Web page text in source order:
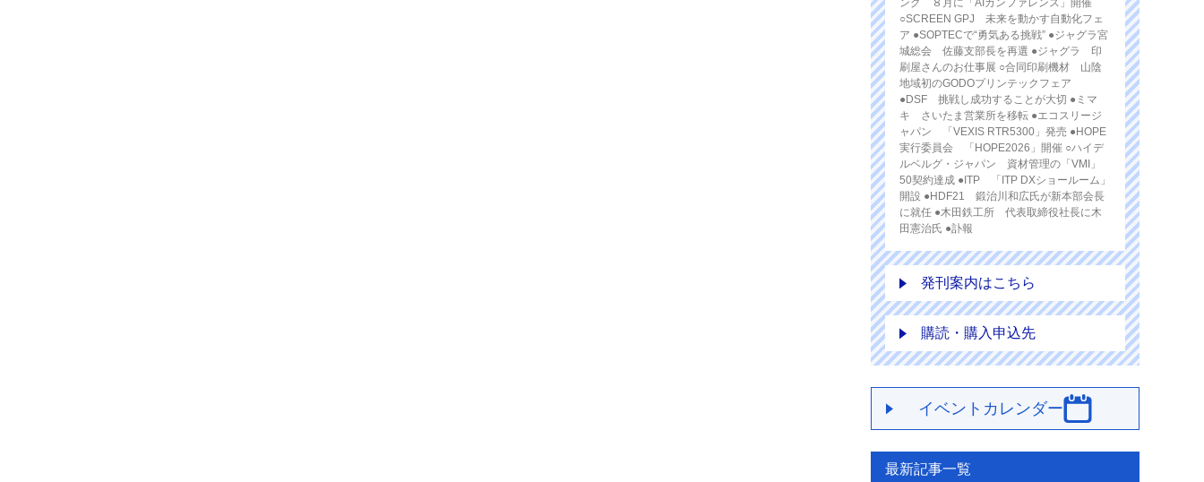
ング ８月に「AIカンファレンス」開催
○SCREEN GPJ 未来を動かす自動化フェ
ア ●SOPTECで“勇気ある挑戦” ●ジャグラ宮
城総会 佐藤支部長を再選 ●ジャグラ 印
刷屋さんのお仕事展 ○合同印刷機材 山陰
地域初のGODOプリンテックフェア
●DSF 挑戦し成功することが大切 ●ミマ
キ さいたま営業所を移転 ●エコスリージ
ャパン 「VEXIS RTR5300」発売 ●HOPE
実行委員会 「HOPE2026」開催 ○ハイデ
ルベルグ・ジャパン 資材管理の「VMI」
50契約達成 ●ITP 「ITP DXショールーム」
開設 ●HDF21 鍛治川和広氏が新本部会長
に就任 ●木田鉄工所 代表取締役社長に木
田憲治氏 ●訃報
発刊案内はこちら
購読・購入申込先
イベントカレンダー
最新記事一覧